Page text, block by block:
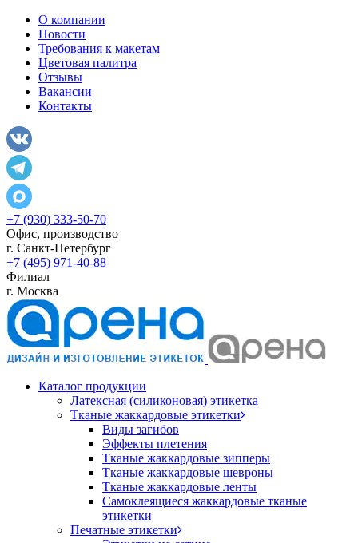
О компании
Новости
Требования к макетам
Цветовая палитра
Отзывы
Вакансии
Контакты
+7 (930) 333-50-70
Офис, производство
г. Санкт-Петербург
+7 (495) 971-40-88
Филиал
г. Москва
Каталог продукции
Латексная (силиконовая) этикетка
Тканые жаккардовые этикетки
Виды загибов
Эффекты плетения
Тканые жаккардовые зипперы
Тканые жаккардовые шевроны
Тканые жаккардовые ленты
Самоклеящиеся жаккардовые тканые
этикетки
Печатные этикетки